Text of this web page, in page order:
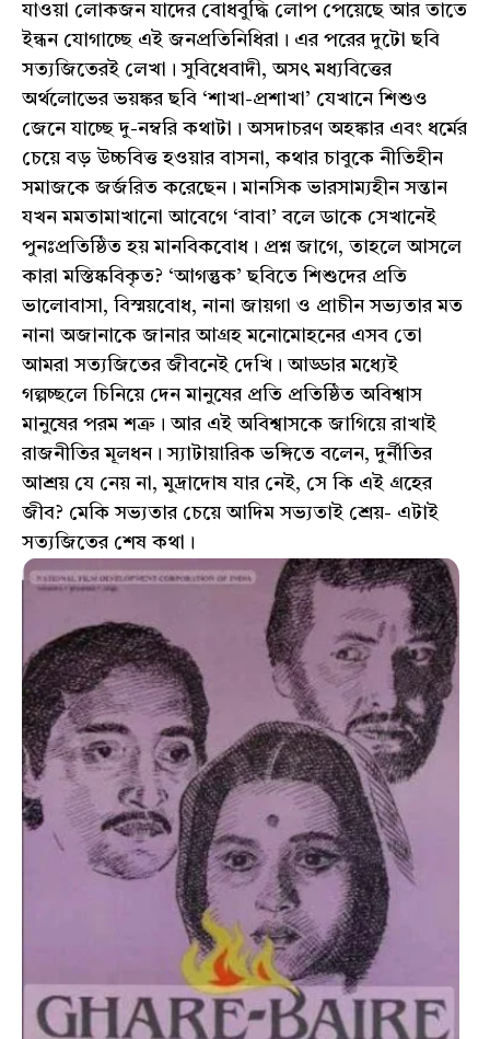
যাওয়া লোকজন যাদের বোধবুদ্ধি লোপ পেয়েছে আর তাতে
ইন্ধন যোগাচ্ছে এই জনপ্রতিনিধিরা। এর পরের দুটো ছবি
সত্যজিতেরই লেখা। সুবিধেবাদী, অসৎ মধ্যবিত্তের
অর্থলোভের ভয়ঙ্কর ছবি ‘শাখা-প্রশাখা’ যেখানে শিশুও
জেনে যাচ্ছে দু-নম্বরি কথাটা। অসদাচরণ অহঙ্কার এবং ধর্মের
চেয়ে বড় উচ্চবিত্ত হওয়ার বাসনা, কথার চাবুকে নীতিহীন
সমাজকে জর্জরিত করেছেন। মানসিক ভারসাম্যহীন সন্তান
যখন মমতামাখানো আবেগে ‘বাবা’ বলে ডাকে সেখানেই
পুনঃপ্রতিষ্ঠিত হয় মানবিকবোধ। প্রশ্ন জাগে, তাহলে আসলে
কারা মস্তিষ্কবিকৃত? ‘আগন্তুক’ ছবিতে শিশুদের প্রতি
ভালোবাসা, বিস্ময়বোধ, নানা জায়গা ও প্রাচীন সভ্যতার মত
নানা অজানাকে জানার আগ্রহ মনোমোহনের এসব তো
আমরা সত্যজিতের জীবনেই দেখি। আড্ডার মধ্যেই
গল্পচ্ছলে চিনিয়ে দেন মানুষের প্রতি প্রতিষ্ঠিত অবিশ্বাস
মানুষের পরম শত্রু। আর এই অবিশ্বাসকে জাগিয়ে রাখাই
রাজনীতির মূলধন। স্যাটায়ারিক ভঙ্গিতে বলেন, দুর্নীতির
আশ্রয় যে নেয় না, মুদ্রাদোষ যার নেই, সে কি এই গ্রহের
জীব? মেকি সভ্যতার চেয়ে আদিম সভ্যতাই শ্রেয়- এটাই
সত্যজিতের শেষ কথা।